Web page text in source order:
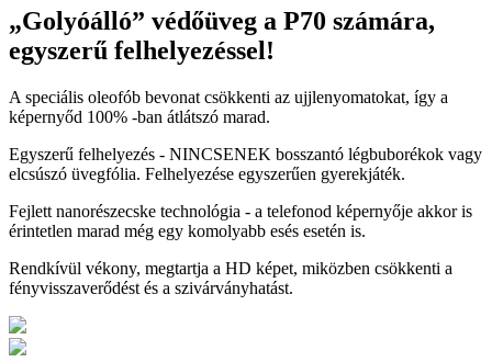
„Golyóálló” védőüveg a P70 számára,
egyszerű felhelyezéssel!
A speciális oleofób bevonat csökkenti az ujjlenyomatokat, így a
képernyőd 100% -ban átlátszó marad.
Egyszerű felhelyezés - NINCSENEK bosszantó légbuborékok vagy
elcsúszó üvegfólia. Felhelyezése egyszerűen gyerekjáték.
Fejlett nanorészecske technológia - a telefonod képernyője akkor is
érintetlen marad még egy komolyabb esés esetén is.
Rendkívül vékony, megtartja a HD képet, miközben csökkenti a
fényvisszaverődést és a szivárványhatást.